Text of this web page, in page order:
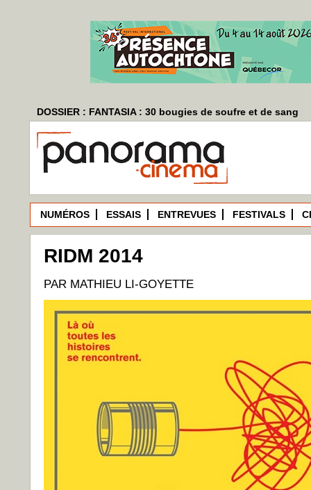
DOSSIER : FANTASIA : 30 bougies de soufre et de sang
NUMÉROS ESSAIS ENTREVUES FESTIVALS
RIDM 2014
PAR MATHIEU LI-GOYETTE